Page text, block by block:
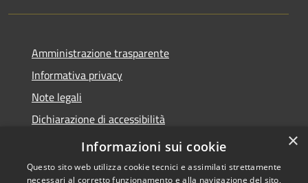
Amministrazione trasparente
Informativa privacy
Note legali
Dichiarazione di accessibilità
Whistleblowing
×
Informazioni sui cookie
Questo sito web utilizza cookie tecnici e assimilati strettamente
necessari al corretto funzionamento e alla navigazione del sito,